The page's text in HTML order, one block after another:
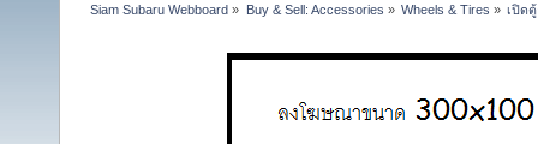
Siam Subaru Webboard » Buy & Sell: Accessories » Wheels & Tires » เปิด